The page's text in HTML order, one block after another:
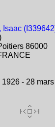
Isaac
86000
- 28 mars